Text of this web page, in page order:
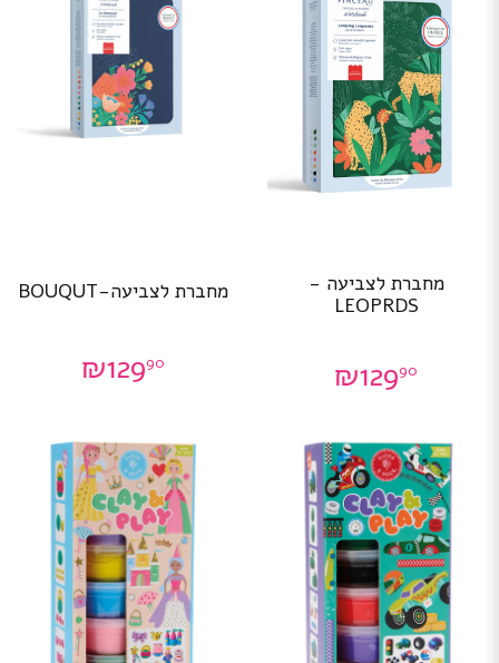
מחברת לצביעה -
LEOPRDS
₪12990
מחברת לצביעה-BOUQUT
₪12990